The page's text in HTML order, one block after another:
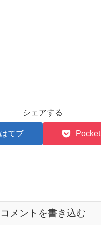
シェアする
はてブ Pocket
コメントを書き込む